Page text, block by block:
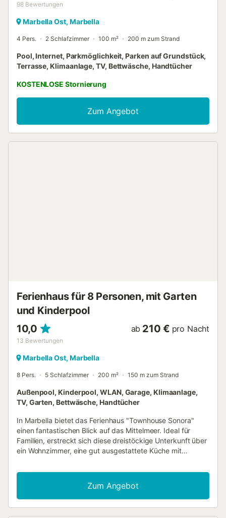
98 Bewertungen
Marbella Ost, Marbella
4 Pers. 2 Schlafzimmer 100 m² 200 m zum Strand
Pool, Internet, Parkmöglichkeit, Parken auf Grundstück,
Terrasse, Klimaanlage, TV, Bettwäsche, Handtücher
KOSTENLOSE Stornierung
Zum Angebot
Ferienhaus für 8 Personen, mit Garten
und Kinderpool
10,0
13 Bewertungen
ab 210 € pro Nacht
Marbella Ost, Marbella
8 Pers. 5 Schlafzimmer 200 m² 150 m zum Strand
Außenpool, Kinderpool, WLAN, Garage, Klimaanlage,
TV, Garten, Bettwäsche, Handtücher
In Marbella bietet das Ferienhaus "Townhouse Sonora"
einen fantastischen Blick auf das Mittelmeer. Ideal für
Familien, erstreckt sich diese dreistöckige Unterkunft über
ein Wohnzimmer, eine gut ausgestattete Küche mit
ein Gäste-WC und bietet Platz für bis zu acht Personen. Zu
den Annehmlichkeiten gehören WLAN, ein Smart-TV mit
Streaming-Diensten, Klimaanlage, Heizung,
Waschmaschine und Trockner. Ein Hochstuhl ist ebenfalls
Zum Angebot